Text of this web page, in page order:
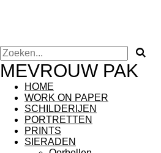
MEVROUW PAK
HOME
WORK ON PAPER
SCHILDERIJEN
PORTRETTEN
PRINTS
SIERADEN